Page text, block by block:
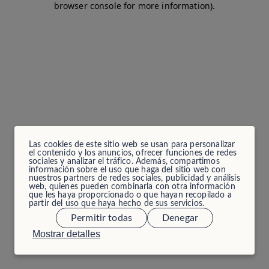
Las cookies de este sitio web se usan para personalizar
el contenido y los anuncios, ofrecer funciones de redes
sociales y analizar el tráfico. Además, compartimos
información sobre el uso que haga del sitio web con
nuestros partners de redes sociales, publicidad y análisis
web, quienes pueden combinarla con otra información
que les haya proporcionado o que hayan recopilado a
partir del uso que haya hecho de sus servicios.
Mostrar detalles
Permitir todas Denegar
browser console for more information).